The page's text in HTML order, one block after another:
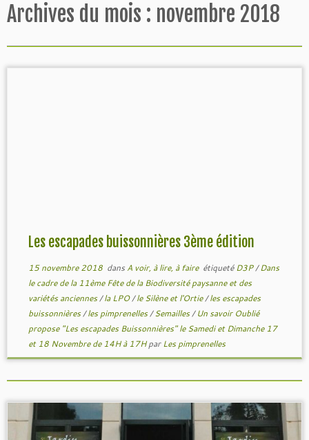
Archives du mois : novembre 2018
Les escapades buissonnières 3ème édition
15 novembre 2018dans A voir, à lire, à faire étiquetéD3P/Dans
le cadre de la 11ème Fête de la Biodiversité paysanne et des
variétés anciennes/la LPO/le Silène et l'Ortie/les escapades
buissonnières/les pimprenelles/Semailles/Un savoir Oublié
propose "Les escapades Buissonnières" le Samedi et Dimanche 17
et 18 Novembre de 14H à 17HparLes pimprenelles